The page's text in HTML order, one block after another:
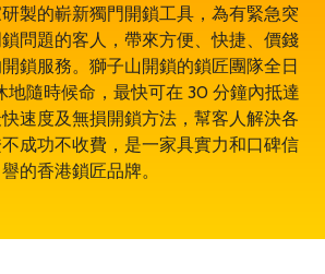
製的嶄新獨門開鎖工具，為有緊急突
問題的客人，帶來方便、快捷、價錢
鎖服務。獅子山開鎖的鎖匠團隊全日
地隨時候命，最快可在 30 分鐘內抵達
速度及無損開鎖方法，幫客人解決各
成功不收費，是一家具實力和口碑信
譽的香港鎖匠品牌。